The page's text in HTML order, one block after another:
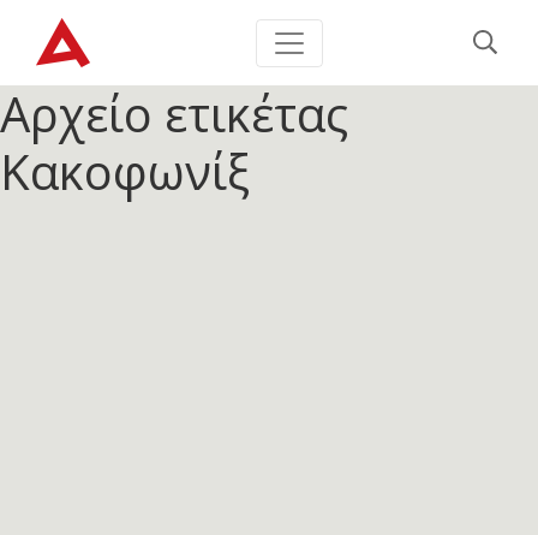
Αρχείο ετικέτας
Κακοφωνίξ